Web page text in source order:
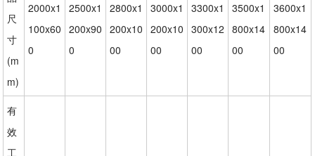
尺
寸
(m
m)
2000x1
100x60
0
2500x1
200x90
0
2800x1
200x10
00
3000x1
200x10
00
3300x1
300x12
00
3500x1
800x14
00
3600x1
800x14
00
有
效
工